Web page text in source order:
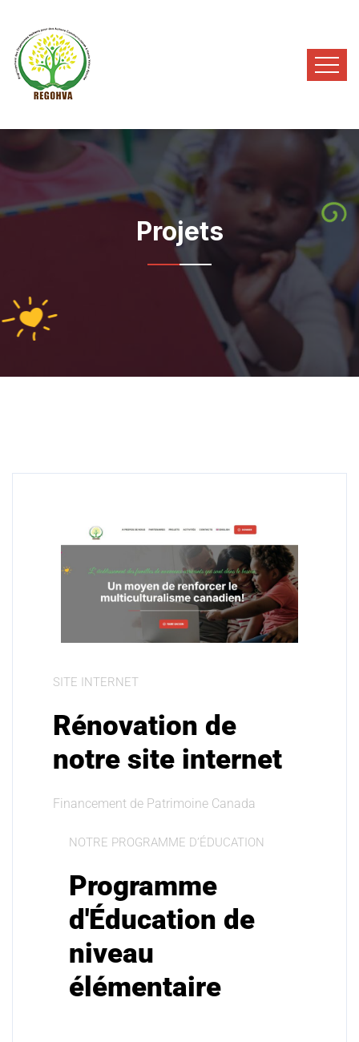
Projets
SITE INTERNET
Rénovation de
notre site internet
Financement de Patrimoine Canada
NOTRE PROGRAMME D’ÉDUCATION
Programme
d'Éducation de
niveau
élémentaire